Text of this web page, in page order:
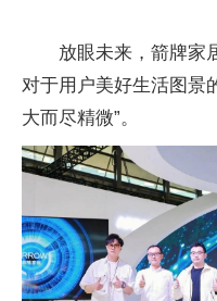
放眼未来，箭牌家
对于用户美好生活图景
大而尽精微”。